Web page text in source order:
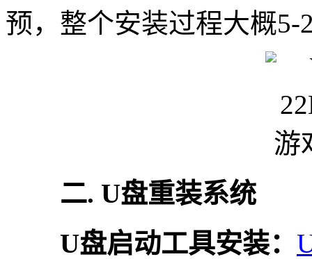
预，整个安装过程大概5-
二. U盘重装系统
U盘启动工具安装：